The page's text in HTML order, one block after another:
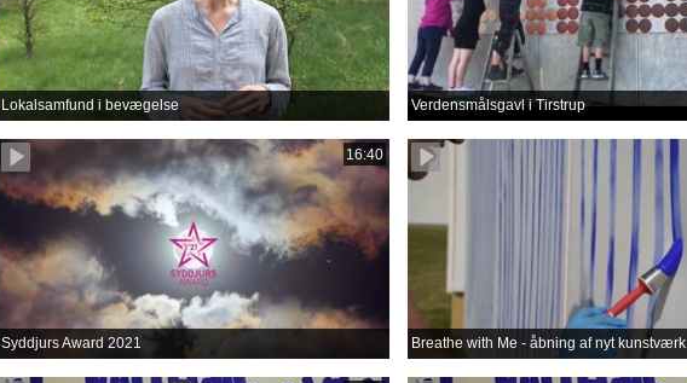
Lokalsamfund i bevægelse Verdensmålsgavl i Tirstrup
16:40
Syddjurs Award 2021 Breathe with Me - åbning af nyt kunstværk